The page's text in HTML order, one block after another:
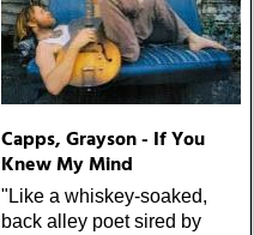
Capps, Grayson - If You
Knew My Mind
"Like a whiskey-soaked,
back alley poet sired by